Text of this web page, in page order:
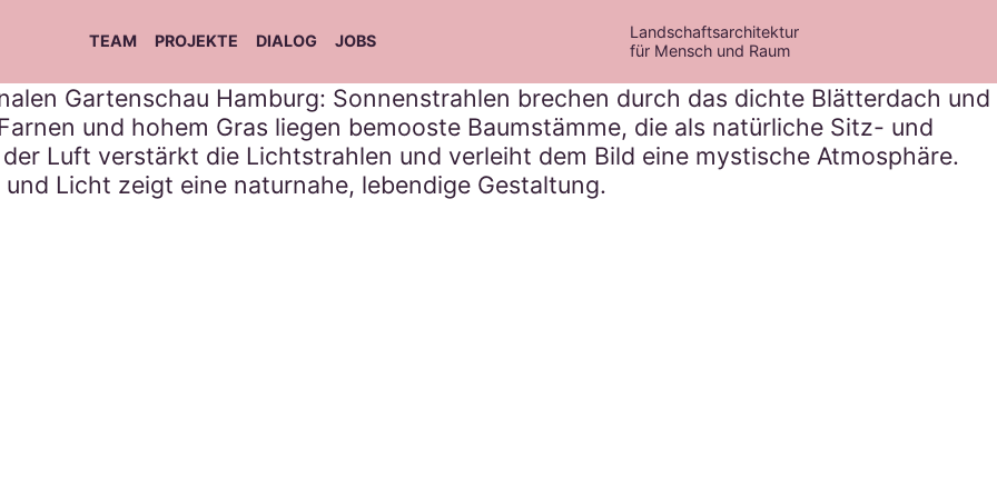
Landschaftsarchitektur
für Mensch und Raum
TEAM PROJEKTE DIALOG JOBS